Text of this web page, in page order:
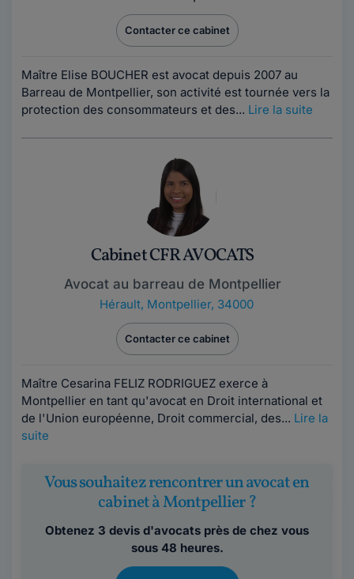
Contacter ce cabinet
Maître Elise BOUCHER est avocat depuis 2007 au
Barreau de Montpellier, son activité est tournée vers la
protection des consommateurs et des... Lire la suite
Cabinet CFR AVOCATS
Avocat au barreau de Montpellier
Hérault, Montpellier, 34000
Contacter ce cabinet
Maître Cesarina FELIZ RODRIGUEZ exerce à
Montpellier en tant qu'avocat en Droit international et
de l'Union européenne, Droit commercial, des... Lire la
suite
Vous souhaitez rencontrer un avocat en
cabinet à Montpellier ?
Obtenez 3 devis d'avocats près de chez vous
sous 48 heures.